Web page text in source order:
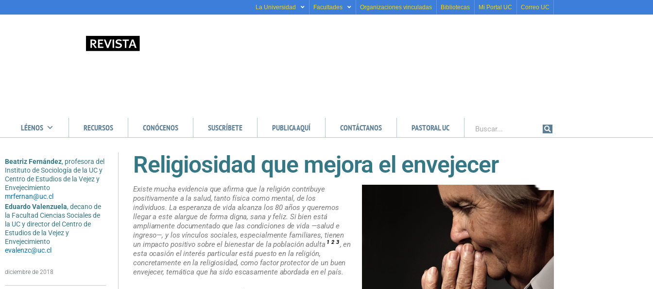
La Universidad Facultades Organizaciones vinculadas Bibliotecas Mi Portal UC Correo UC
LÉENOS RECURSOS CONÓCENOS SUSCRÍBETE PUBLICA AQUÍ CONTÁCTANOS PASTORAL UC Buscar
Beatriz Fernández, profesora del
Instituto de Sociología de la UC y
Centro de Estudios de la Vejez y
Envejecimiento
mrfernan@uc.cl
Eduardo Valenzuela, decano de
la Facultad Ciencias Sociales de
la UC y director del Centro de
Estudios de la Vejez y
Envejecimiento
evalenzc@uc.cl
diciembre de 2018
Religiosidad que mejora el envejecer
Existe mucha evidencia que afirma que la religión contribuye
positivamente a la salud, tanto física como mental, de los
individuos. La esperanza de vida alcanza los 80 años y queremos
llegar a este alargue de forma digna, sana y feliz. Si bien está
ampliamente documentado que las condiciones de vida —salud e
ingreso—, y los vínculos sociales, especialmente familiares, tienen
un impacto positivo sobre el bienestar de la población adulta 1 2 3, en
esta ocasión el interés particular está puesto en la religión,
concretamente en la religiosidad, como factor protector de un buen
envejecer, temática que ha sido escasamente abordada en el país.